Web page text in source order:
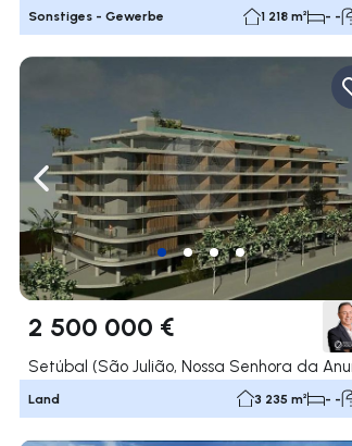
Sonstiges - Gewerbe 1 218 m² - -
rechts navigieren
Nach links navigieren
2 500 000 €
Land 3 235 m² - -